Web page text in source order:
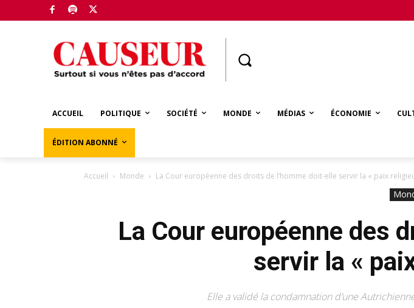
ACCUEIL POLITIQUE SOCIÉTÉ MONDE MÉDIAS ÉCONOMIE
ÉDITION ABONNÉ
Accueil Monde La Cour européenne des droits de l’homme doit-elle servir la « paix
La Cour européenne des
servir la «
Elle a validé la condamnation d’une